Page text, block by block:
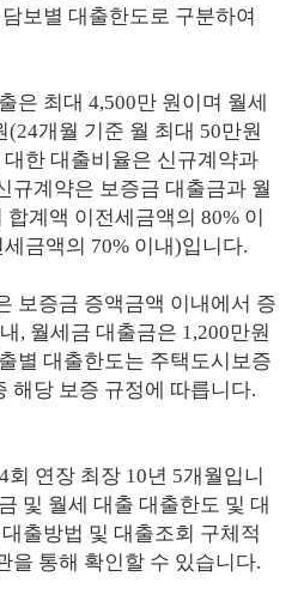
보별 대출한도로 구분하여
은 최대 4,500만 원이며 월세
(24개월 기준 월 최대 50만원
한 대출비율은 신규계약과
규계약은 보증금 대출금과 월
계액 이전세금액의 80% 이
금액의 70% 이내)입니다.
보증금 증액금액 이내에서 증
, 월세금 대출금은 1,200만원
별 대출한도는 주택도시보증
해당 보증 규정에 따릅니다.
연장 최장 10년 5개월입니
및 월세 대출 대출한도 및 대
출방법 및 대출조회 구체적
을 통해 확인할 수 있습니다.